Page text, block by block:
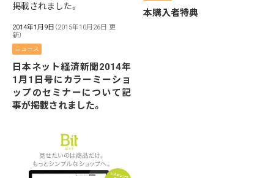
2014年1月9日 （2015年10月26日 更
新）
ニュース
日本ネット経済新聞2014年
1月1日号にカラーミーショ
ップのセミナーについて記
事が掲載されました。
本購入者特典